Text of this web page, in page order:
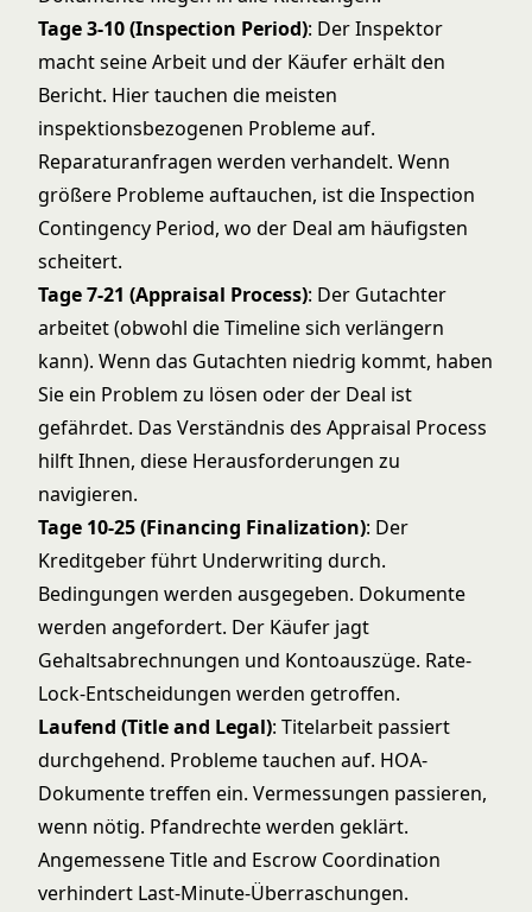
Tage 3-10 (Inspection Period): Der Inspektor
macht seine Arbeit und der Käufer erhält den
Bericht. Hier tauchen die meisten
inspektionsbezogenen Probleme auf.
Reparaturanfragen werden verhandelt. Wenn
größere Probleme auftauchen, ist dieInspection
Contingency Period, wo der Deal am häufigsten
scheitert.
Tage 7-21 (Appraisal Process): Der Gutachter
arbeitet (obwohl die Timeline sich verlängern
kann). Wenn das Gutachten niedrig kommt, haben
Sie ein Problem zu lösen oder der Deal ist
gefährdet. Das Verständnis des Appraisal Process
hilft Ihnen, diese Herausforderungen zu
navigieren.
Tage 10-25 (Financing Finalization): Der
Kreditgeber führt Underwriting durch.
Bedingungen werden ausgegeben. Dokumente
werden angefordert. Der Käufer jagt
Gehaltsabrechnungen und Kontoauszüge. Rate-
Lock-Entscheidungen werden getroffen.
Laufend (Title and Legal): Titelarbeit passiert
durchgehend. Probleme tauchen auf. HOA-
Dokumente treffen ein. Vermessungen passieren,
wenn nötig. Pfandrechte werden geklärt.
AngemesseneTitle and Escrow Coordination
verhindert Last-Minute-Überraschungen.